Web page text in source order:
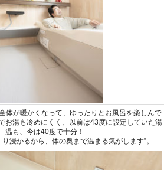
体が暖かくなって、ゆったりとお風呂を楽しんで
お湯も冷めにくく、以前は43度に設定していた湯
温も、今は40度で十分！
浸かるから、体の奥まで温まる気がします”。